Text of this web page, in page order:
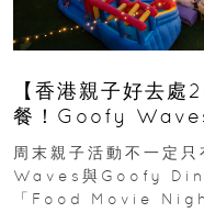
【香港親子好去
餐！Goofy
外影院逢週末登場
周末親子活動不一定
Waves與Goofy
「Food Movie